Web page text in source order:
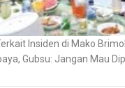
Insiden di Mako
Gubsu: Jangan Mau